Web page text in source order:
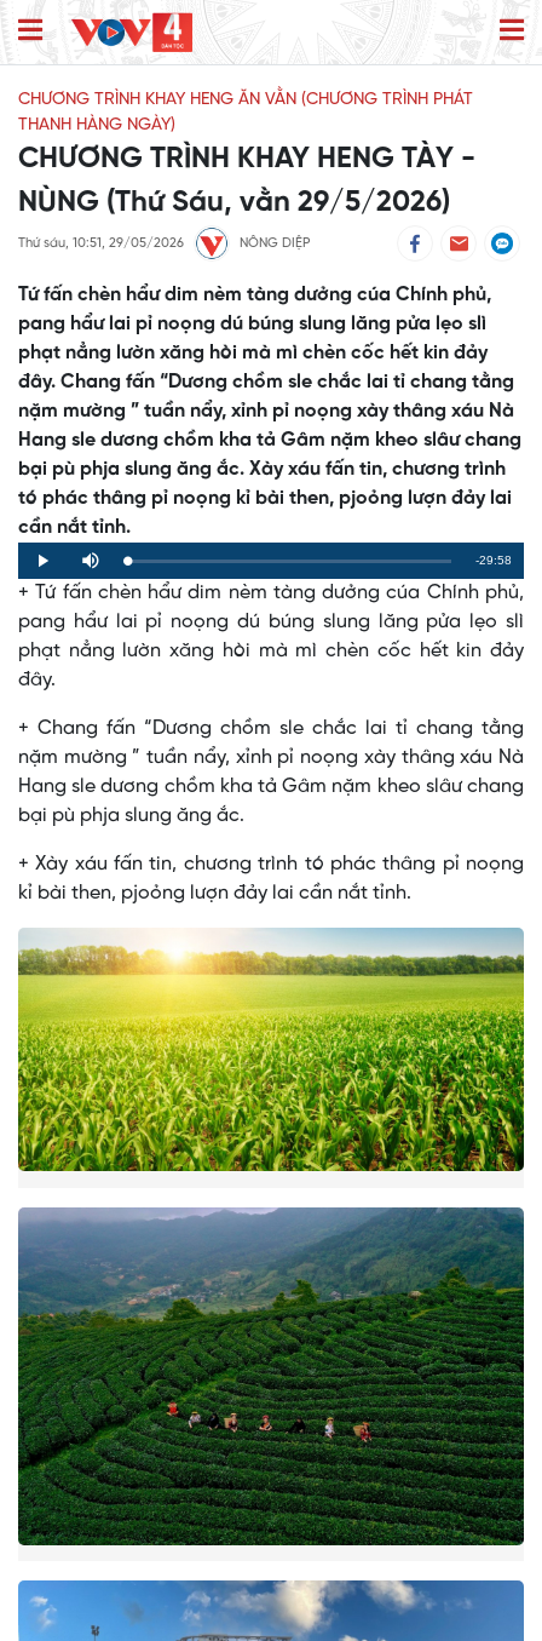
CHƯƠNG TRÌNH KHAY HENG ĂN VẰN (CHƯƠNG TRÌNH PHÁT
THANH HÀNG NGÀY)
CHƯƠNG TRÌNH KHAY HENG TÀY -
NÙNG (Thứ Sáu, vằn 29/5/2026)
Thứ sáu, 10:51, 29/05/2026 NÔNG DIỆP
Tứ fấn chèn hẩư dim nèm tàng dưởng cúa Chính phủ,
pang hẩư lai pỉ noọng dú búng slung lăng pửa lẹo slì
phạt nẳng lườn xăng hòi mà mì chèn cốc hết kin đảy
đây. Chang fấn “Dương chồm sle chắc lai tỉ chang tằng
nặm mường ” tuần nẩy, xỉnh pỉ noọng xày thâng xáu Nà
Hang sle dương chồm kha tả Gâm nặm kheo slâư chang
bại pù phja slung ăng ắc. Xày xáu fấn tin, chương trình
tó phác thâng pỉ noọng kỉ bài then, pjoỏng lượn đảy lai
cần nắt tỉnh.
Play Mute Loaded:
0%
Progress:
0%
Remaining
Time
-29:58
+ Tứ fấn chèn hẩư dim nèm tàng dưởng cúa Chính phủ,
pang hẩư lai pỉ noọng dú búng slung lăng pửa lẹo slì
phạt nẳng lườn xăng hòi mà mì chèn cốc hết kin đảy
đây.
+ Chang fấn “Dương chồm sle chắc lai tỉ chang tằng
nặm mường ” tuần nẩy, xỉnh pỉ noọng xày thâng xáu Nà
Hang sle dương chồm kha tả Gâm nặm kheo slâư chang
bại pù phja slung ăng ắc.
+ Xày xáu fấn tin, chương trình tó phác thâng pỉ noọng
kỉ bài then, pjoỏng lượn đảy lai cần nắt tỉnh.